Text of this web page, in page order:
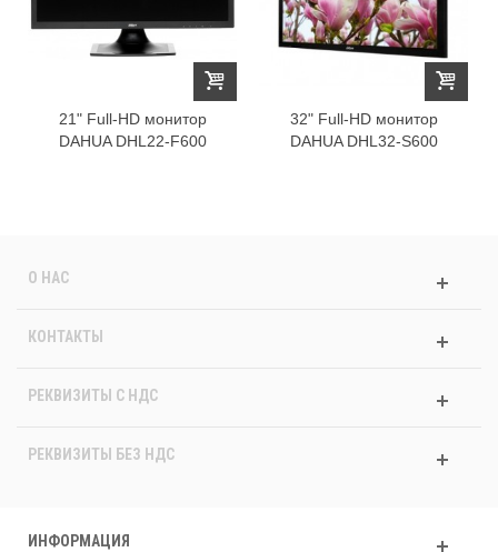
21" Full-HD монитор
DAHUA DHL22-F600
32" Full-HD монитор
DAHUA DHL32-S600
О НАС
КОНТАКТЫ
РЕКВИЗИТЫ C НДС
РЕКВИЗИТЫ БЕЗ НДС
ИНФОРМАЦИЯ